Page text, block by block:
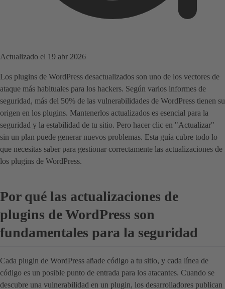
Actualizado el 19 abr 2026
Los plugins de WordPress desactualizados son uno de los vectores de
ataque más habituales para los hackers. Según varios informes de
seguridad, más del 50% de las vulnerabilidades de WordPress tienen su
origen en los plugins. Mantenerlos actualizados es esencial para la
seguridad y la estabilidad de tu sitio. Pero hacer clic en "Actualizar"
sin un plan puede generar nuevos problemas. Esta guía cubre todo lo
que necesitas saber para gestionar correctamente las actualizaciones de
los plugins de WordPress.
Por qué las actualizaciones de
plugins de WordPress son
fundamentales para la seguridad
Cada plugin de WordPress añade código a tu sitio, y cada línea de
código es un posible punto de entrada para los atacantes. Cuando se
descubre una vulnerabilidad en un plugin, los desarrolladores publican